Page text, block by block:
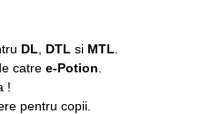
DL DTL si MTL
catre e-Potion
!
pentru copii.